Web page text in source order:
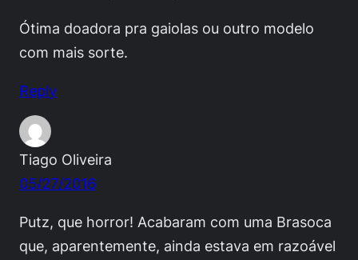
Ótima doadora pra gaiolas ou outro modelo
com mais sorte.
Reply
Tiago Oliveira
05/27/2016
Putz, que horror! Acabaram com uma Brasoca
que, aparentemente, ainda estava em razoável